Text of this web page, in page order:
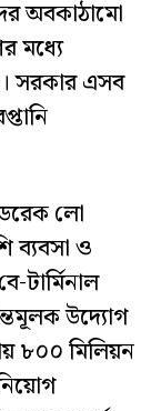
অবকাঠামো
মধ্যে
সরকার এসব
লো
ব্যবসা ও
টার্মিনাল
উদ্যোগ
৮০০ মিলিয়ন